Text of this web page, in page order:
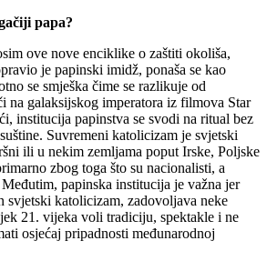
papa?
ove nove enciklike o zaštiti okoliša,
je papinski imidž, ponaša se kao
se smješka čime se razlikuje od
galaksijskog imperatora iz filmova Star
institucija papinstva se svodi na ritual bez
Suvremeni katolicizam je svjetski
ili u nekim zemljama poput Irske, Poljske
zbog toga što su nacionalisti, a
papinska institucija je važna jer
svjetski katolicizam, zadovoljava neke
21. vijeka voli tradiciju, spektakle i ne
osjećaj pripadnosti međunarodnoj